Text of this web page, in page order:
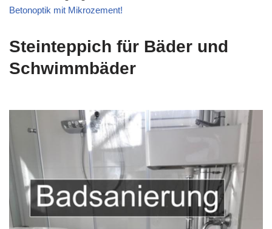
Betonoptik mit Mikrozement!
Steinteppich für Bäder und
Schwimmbäder